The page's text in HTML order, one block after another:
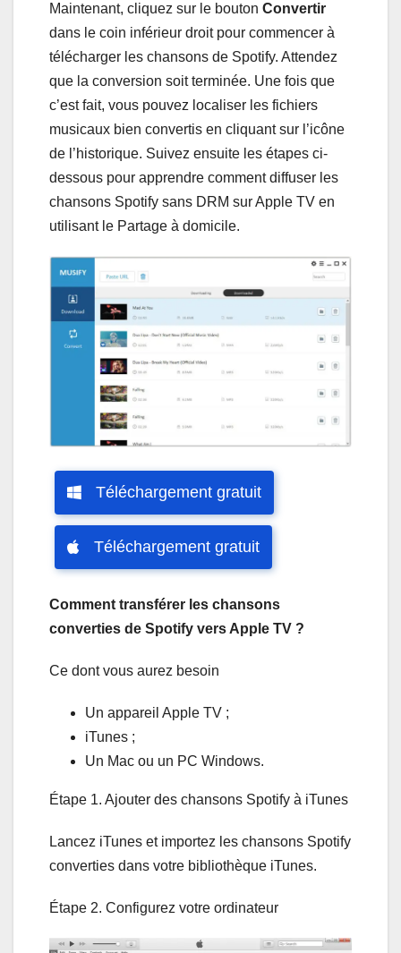
Maintenant, cliquez sur le bouton Convertir
dans le coin inférieur droit pour commencer à
télécharger les chansons de Spotify. Attendez
que la conversion soit terminée. Une fois que
c’est fait, vous pouvez localiser les fichiers
musicaux bien convertis en cliquant sur l’icône
de l’historique. Suivez ensuite les étapes ci-
dessous pour apprendre comment diffuser les
chansons Spotify sans DRM sur Apple TV en
utilisant le Partage à domicile.
Téléchargement gratuit
Téléchargement gratuit
Comment transférer les chansons
converties de Spotify vers Apple TV ?
Ce dont vous aurez besoin
Un appareil Apple TV ;
iTunes ;
Un Mac ou un PC Windows.
Étape 1. Ajouter des chansons Spotify à iTunes
Lancez iTunes et importez les chansons Spotify
converties dans votre bibliothèque iTunes.
Étape 2. Configurez votre ordinateur